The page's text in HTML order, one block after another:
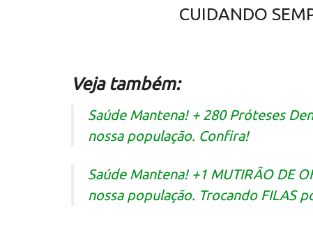
CUIDANDO
Veja também:
Saúde Mantena! + 280 Próteses
nossa população. Confira!
Saúde Mantena! +1 MUTIRÃO DE
nossa população. Trocando FILAS